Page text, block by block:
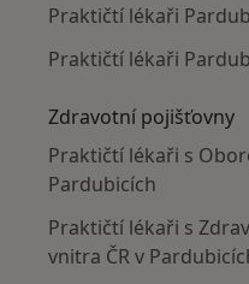
Praktičtí lékaři
Praktičtí lékaři
Zdravotní pojišťovny
Praktičtí lékaři s
Pardubicích
Praktičtí lékaři s
vnitra ČR v